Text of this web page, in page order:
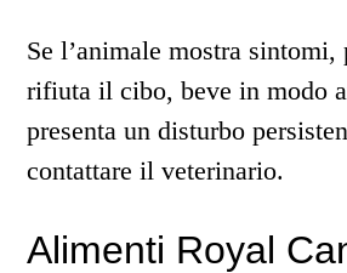
Se l’animale mostra sintomi,
rifiuta il cibo, beve in modo
presenta un disturbo
contattare il veterinario.
Alimenti Royal